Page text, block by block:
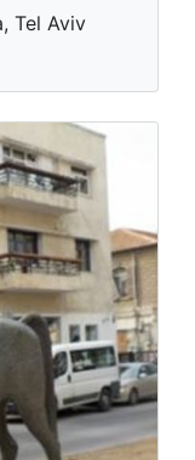
Tel Aviv